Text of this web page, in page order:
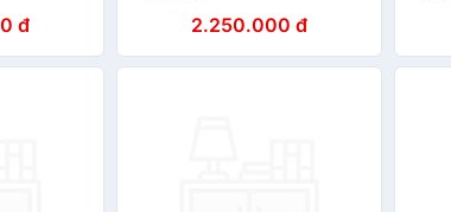
đ 2.250.000 đ